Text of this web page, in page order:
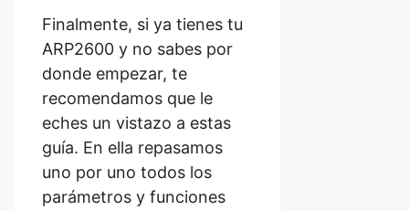
Finalmente, si ya tienes tu
ARP2600 y no sabes por
donde empezar, te
recomendamos que le
eches un vistazo a estas
guía. En ella repasamos
uno por uno todos los
parámetros y funciones